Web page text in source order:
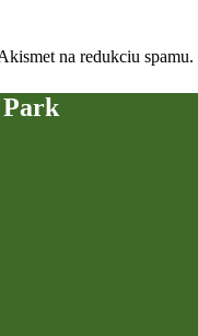
na redukciu spamu.